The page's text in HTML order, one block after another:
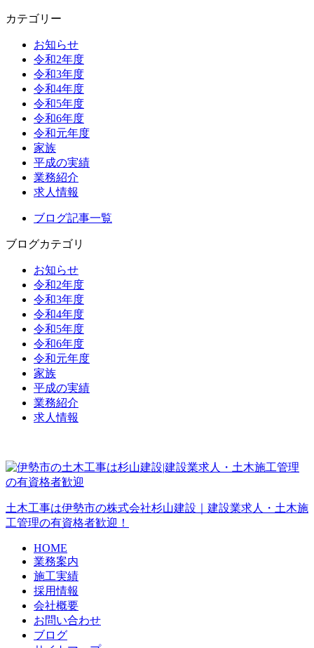
カテゴリー
お知らせ
令和2年度
令和3年度
令和4年度
令和5年度
令和6年度
令和元年度
家族
平成の実績
業務紹介
求人情報
ブログ記事一覧
ブログカテゴリ
お知らせ
令和2年度
令和3年度
令和4年度
令和5年度
令和6年度
令和元年度
家族
平成の実績
業務紹介
求人情報
土木工事は伊勢市の株式会社杉山建設｜建設業求人・土木施
工管理の有資格者歓迎！
HOME
業務案内
施工実績
採用情報
会社概要
お問い合わせ
ブログ